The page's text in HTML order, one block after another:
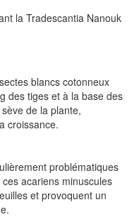
la Tradescantia Nanouk
blancs cotonneux
des tiges et à la base des
de la plante,
croissance.
problématiques
acariens minuscules
et provoquent un